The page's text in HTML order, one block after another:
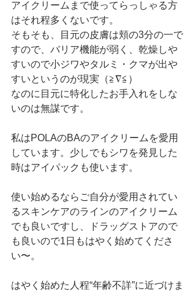
アイクリームまで使ってらっしゃる方
はそれ程多くないです。
そもそも、目元の皮膚は頬の3分の一で
すので、バリア機能が弱く、乾燥しや
すいので小ジワやタルミ・クマが出や
すいというのが現実（≧∇≦）
なのに目元に特化したお手入れをしな
いのは無謀です。
私はPOLAのBAのアイクリームを愛用
しています。少しでもシワを発見した
時はアイパックも使います。
使い始めるならご自分が愛用されてい
るスキンケアのラインのアイクリーム
でも良いですし、ドラッグストアので
も良いので1日もはやく始めてくださ
い〜。
はやく始めた人程“年齢不詳”に近づけま